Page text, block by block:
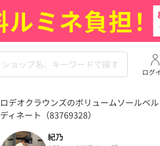
ログ
ロデオクラウンズのボリュームソールベ
ディネート（83769328）
紀乃